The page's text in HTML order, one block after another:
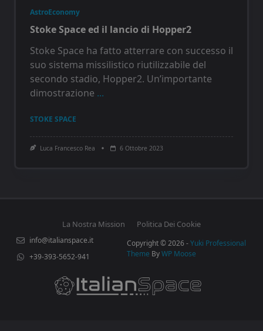
AstroEconomy
Stoke Space ed il lancio di Hopper2
Stoke Space ha fatto atterrare con successo il
suo sistema missilistico riutilizzabile del
secondo stadio, Hopper2. Un’importante
dimostrazione ...
STOKE SPACE
Luca Francesco Rea 6 Ottobre 2023
La Nostra Mission Politica Dei Cookie
info@italianspace.it
+39-393-5652-941
Copyright © 2026 -Yuki Professional
Theme ByWP Moose